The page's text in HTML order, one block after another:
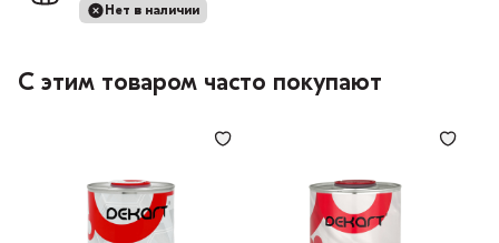
Нет в наличии
С этим товаром часто покупают